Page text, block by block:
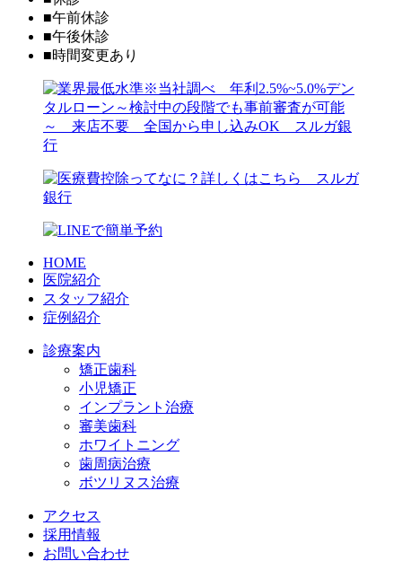
■午前休診
■午後休診
■時間変更あり
HOME
医院紹介
スタッフ紹介
症例紹介
診療案内
矯正歯科
小児矯正
インプラント治療
審美歯科
ホワイトニング
歯周病治療
ボツリヌス治療
アクセス
採用情報
お問い合わせ